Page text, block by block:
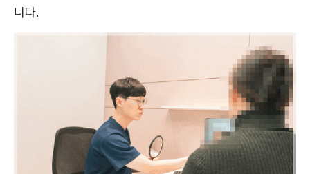
니다.